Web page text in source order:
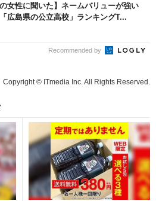
の女性に聞いた】ネームバリューが強い
広島県の公立高校」ランキングT...
Recommended by
Copyright © ITmedia Inc. All Rights Reserved.